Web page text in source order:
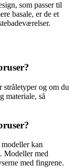
som passer til
basale, er de et
stråletyper og om du
materiale, så
kan
Modeller med
med fingrene.